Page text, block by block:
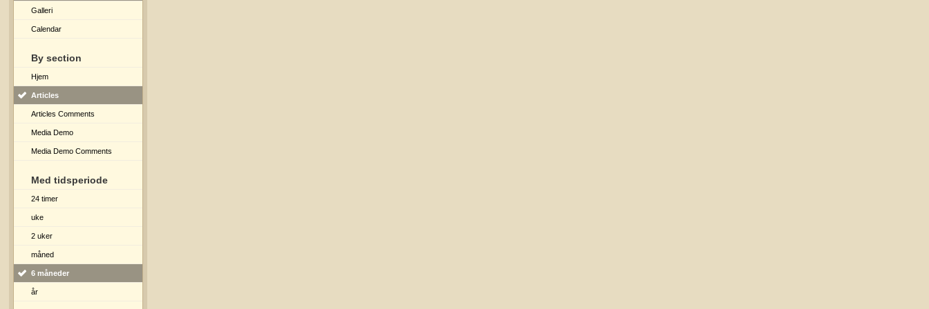
Galleri
Calendar
By section
Hjem
Articles
Articles Comments
Media Demo
Media Demo Comments
Med tidsperiode
24 timer
uke
2 uker
måned
6 måneder
år